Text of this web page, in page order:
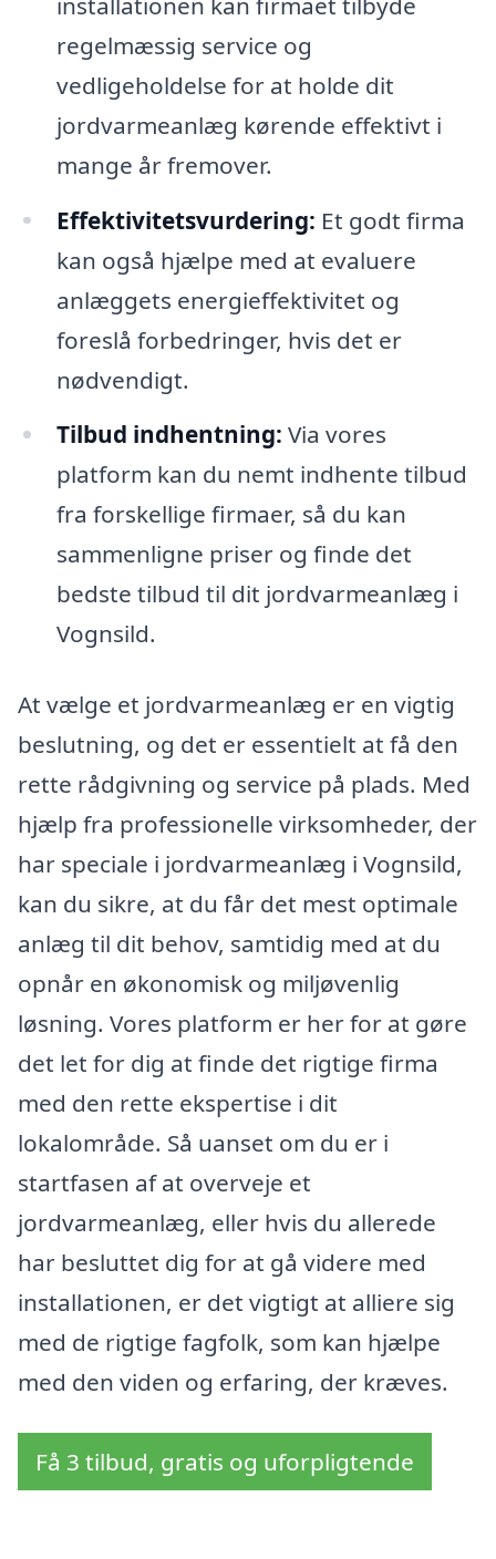
regelmæssig service og
vedligeholdelse for at holde dit
jordvarmeanlæg kørende effektivt i
mange år fremover.
Effektivitetsvurdering: Et godt firma
kan også hjælpe med at evaluere
anlæggets energieffektivitet og
foreslå forbedringer, hvis det er
nødvendigt.
Tilbud indhentning: Via vores
platform kan du nemt indhente tilbud
fra forskellige firmaer, så du kan
sammenligne priser og finde det
bedste tilbud til dit jordvarmeanlæg i
Vognsild.
At vælge et jordvarmeanlæg er en vigtig
beslutning, og det er essentielt at få den
rette rådgivning og service på plads. Med
hjælp fra professionelle virksomheder, der
har speciale i jordvarmeanlæg i Vognsild,
kan du sikre, at du får det mest optimale
anlæg til dit behov, samtidig med at du
opnår en økonomisk og miljøvenlig
løsning. Vores platform er her for at gøre
det let for dig at finde det rigtige firma
med den rette ekspertise i dit
lokalområde. Så uanset om du er i
startfasen af at overveje et
jordvarmeanlæg, eller hvis du allerede
har besluttet dig for at gå videre med
installationen, er det vigtigt at alliere sig
med de rigtige fagfolk, som kan hjælpe
med den viden og erfaring, der kræves.
Få 3 tilbud, gratis og uforpligtende